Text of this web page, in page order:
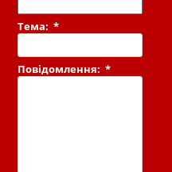
Тема:*
Повідомлення:*